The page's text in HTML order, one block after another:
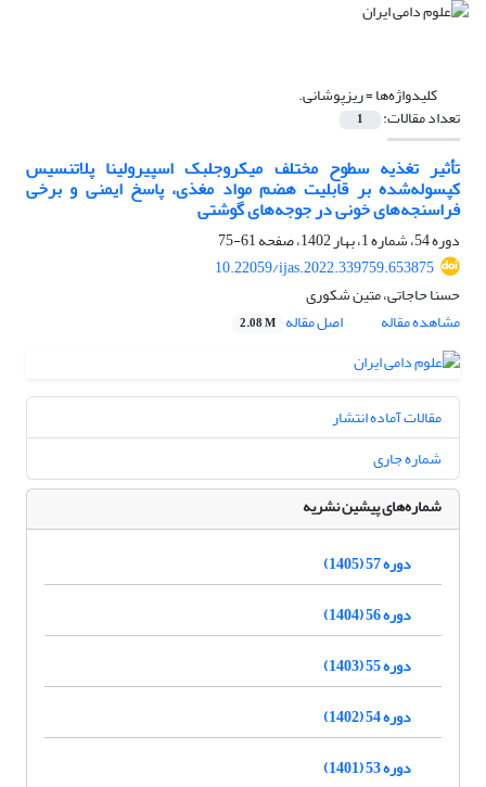
کلیدواژه‌ها =‏ریزپوشانی.‏
تعداد مقالات: 1
تأثیر تغذیه سطوح مختلف میکروجلبک اسپیرولینا پلاتنسیس
کپسوله‌شده بر قابلیت هضم مواد ‏مغذی، پاسخ ایمنی و برخی
فراسنجه‌های خونی در جوجه‌های گوشتی
دوره 54، شماره 1، بهار 1402، صفحه
61-75
10.22059/ijas.2022.339759.653875
حسنا حاجاتی، متین شکوری
مشاهده مقاله
اصل مقاله 2.08 M
مقالات آماده انتشار
شماره جاری
شماره‌های پیشین نشریه
دوره 57 (1405)
دوره 56 (1404)
دوره 55 (1403)
دوره 54 (1402)
دوره 53 (1401)